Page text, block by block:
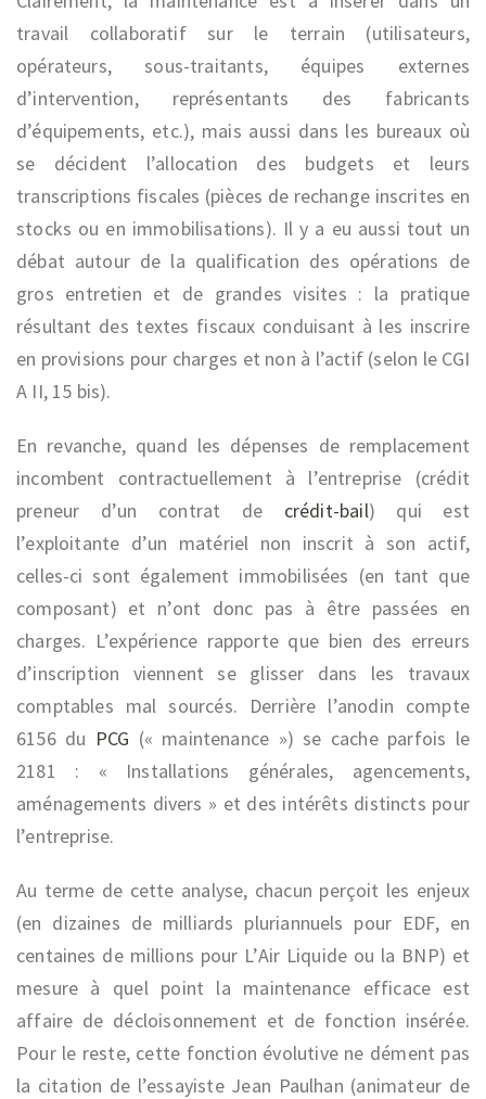
travail collaboratif sur le terrain (utilisateurs,
opérateurs, sous-traitants, équipes externes
d’intervention, représentants des fabricants
d’équipements, etc.), mais aussi dans les bureaux où
se décident l’allocation des budgets et leurs
transcriptions fiscales (pièces de rechange inscrites en
stocks ou en immobilisations). Il y a eu aussi tout un
débat autour de la qualification des opérations de
gros entretien et de grandes visites : la pratique
résultant des textes fiscaux conduisant à les inscrire
en provisions pour charges et non à l’actif (selon le CGI
A II, 15 bis).
En revanche, quand les dépenses de remplacement
incombent contractuellement à l’entreprise (crédit
preneur d’un contrat de crédit-bail) qui est
l’exploitante d’un matériel non inscrit à son actif,
celles-ci sont également immobilisées (en tant que
composant) et n’ont donc pas à être passées en
charges. L’expérience rapporte que bien des erreurs
d’inscription viennent se glisser dans les travaux
comptables mal sourcés. Derrière l’anodin compte
6156 du PCG (« maintenance ») se cache parfois le
2181 : « Installations générales, agencements,
aménagements divers » et des intérêts distincts pour
l’entreprise.
Au terme de cette analyse, chacun perçoit les enjeux
(en dizaines de milliards pluriannuels pour EDF, en
centaines de millions pour L’Air Liquide ou la BNP) et
mesure à quel point la maintenance efficace est
affaire de décloisonnement et de fonction insérée.
Pour le reste, cette fonction évolutive ne dément pas
la citation de l’essayiste Jean Paulhan (animateur de